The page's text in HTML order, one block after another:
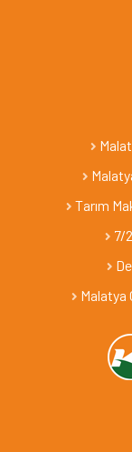
Tarım
7/
Malatya